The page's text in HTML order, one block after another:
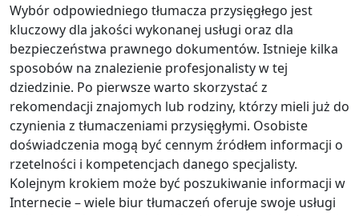
Wybór odpowiedniego tłumacza przysięgłego jest
kluczowy dla jakości wykonanej usługi oraz dla
bezpieczeństwa prawnego dokumentów. Istnieje kilka
sposobów na znalezienie profesjonalisty w tej
dziedzinie. Po pierwsze warto skorzystać z
rekomendacji znajomych lub rodziny, którzy mieli już do
czynienia z tłumaczeniami przysięgłymi. Osobiste
doświadczenia mogą być cennym źródłem informacji o
rzetelności i kompetencjach danego specjalisty.
Kolejnym krokiem może być poszukiwanie informacji w
Internecie – wiele biur tłumaczeń oferuje swoje usługi